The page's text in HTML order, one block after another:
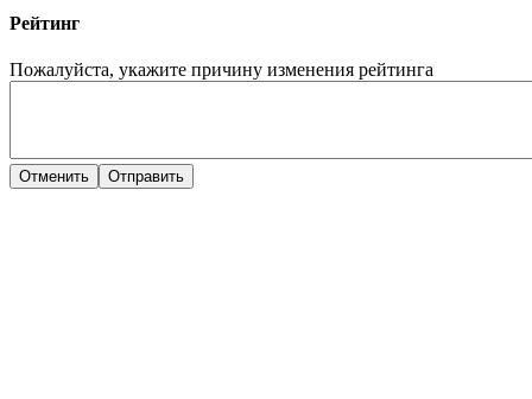
Рейтинг
Пожалуйста, укажите причину изменения рейтинга
Отменить Отправить